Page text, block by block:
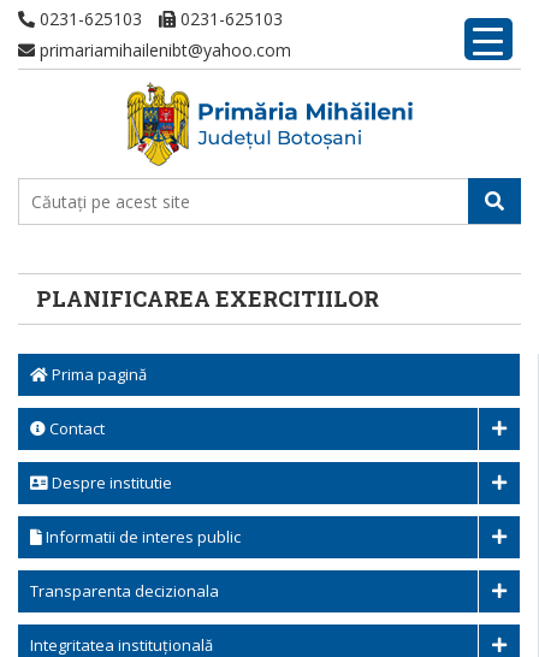
0231-625103
0231-625103
primariamihailenibt@yahoo.com
PLANIFICAREA EXERCITIILOR
Prima pagină
Contact
Despre institutie
Informatii de interes public
Transparenta decizionala
Integritatea instituțională